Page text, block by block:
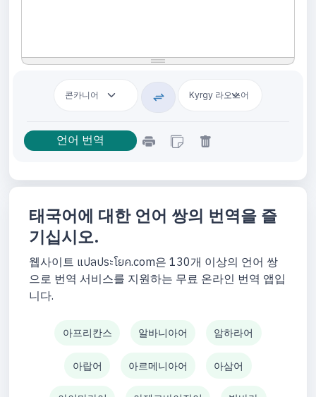
태국어에 대한 언어 쌍의 번역을 즐
기십시오.
웹사이트 แปลประโยค.com은 130개 이상의 언어 쌍
으로 번역 서비스를 지원하는 무료 온라인 번역 앱입
니다.
아프리칸스 알바니아어 암하라어
아랍어 아르메니아어 아삼어